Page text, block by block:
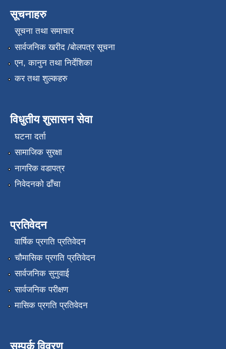
सूचनाहरु
सूचना तथा समाचार
सार्वजनिक खरीद /बोलपत्र सूचना
एन, कानुन तथा निर्देशिका
कर तथा शुल्कहरु
विधुतीय शुसासन सेवा
घटना दर्ता
सामाजिक सुरक्षा
नागरिक वडापत्र
निवेदनको ढाँचा
प्रतिवेदन
वार्षिक प्रगति प्रतिवेदन
चौमासिक प्रगति प्रतिवेदन
सार्वजनिक सुनुवाई
सार्वजनिक परीक्षण
मासिक प्रगति प्रतिवेदन
सम्पर्क विवरण